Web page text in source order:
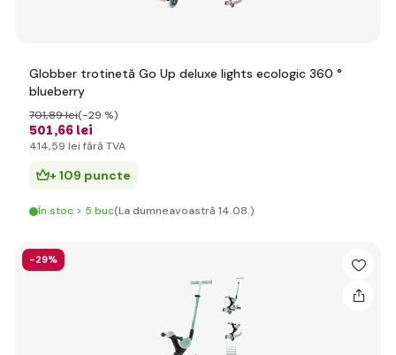
Globber trotinetă Go Up deluxe lights ecologic 360 °
blueberry
501,66 lei
701,89 lei(-29 %)
414,59 lei fără TVA
+ 109 puncte
În stoc > 5 buc(La dumneavoastră 14.08.)
-29%